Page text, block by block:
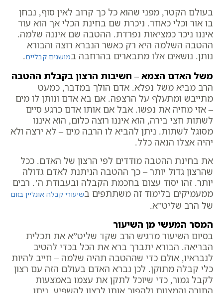
בעולם הקטר, מפני שהוא כל כך קרוב לאין סוף, נבחן
בו אור וכלי כאחד. ניכרת שם בחינת הכלי אך הוא עוד
איננו ניכר כמציאות נפרדת. ההטבה שם איננה שלמה.
ההטבה השלמה היא רק כאשר הנברא רוצה והבורא
נותן. נושאים אלו מתבארים בהרחבה במושגים קבליים.
משל האדם הצמא – חשיבות הרצון בקבלת ההטבה
הרב מביא משל נפלא. אדם הולך במדבר, כמעט
מתייבש ומתעלף על הרצפה. אם בא אדם ונותן לו מים
– אזי מחיה את נפשו. אבל אם אותו אדם כרגע סיים
לשתות חצי בירה, הוא איננו רוצה כלום, הוא איננו
מסוגל לשתות. ניתן להביא לו הרבה מים – לא ירצה ולא
יהיה אצלו הנאה כלל.
את בחינת ההטבה מודדים לפי הרצון של האדם. ככל
שהרצון גדול יותר – כך ההטבה הניתנת לאדם גדולה
יותר. זהו יסוד עצום בחכמת הקבלה ובעבודת ה’. רבים
ממעמיקים בלימוד זה משתתפים בשיעורי קבלה אונליין בזום
של הרב שליט”א.
המסר המעשי מן השיעור
בסיום השיעור מדגיש הרב שקד שליט”א את תכלית
הבריאה. הבורא יתברך ברא את הכל בכדי להטיב
לנבראיו, אולם כדי שההטבה תהיה שלמה – חייב להיות
כלי קבלה מתוקן. לכן נברא האדם בעולם הזה עם רצון
לקבל גמור, כדי שיוכל לתקן את עצמו באמצעות
התורה והמצוות ולהפוך אותו לרצון להשפיע. ניתן